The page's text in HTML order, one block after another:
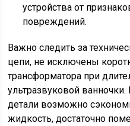
устройства от
повреждений.
Важно следить за
цепи, не исключены
трансформатора при
ультразвуковой
детали возможно
жидкость, достаточно